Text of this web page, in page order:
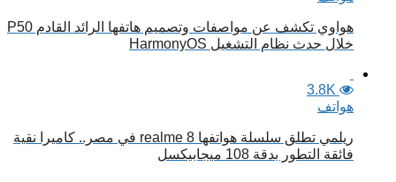
هواوي تكشف عن مواصفات وتصميم هاتفها الرائد القادم P50
خلال حدث نظام التشغيل HarmonyOS
3.8K
هواتف
ريلمي تطلق سلسلة هواتفها realme 8 في مصر.. كاميرا نقية
فائقة التطور بدقة 108 ميجابيكسل